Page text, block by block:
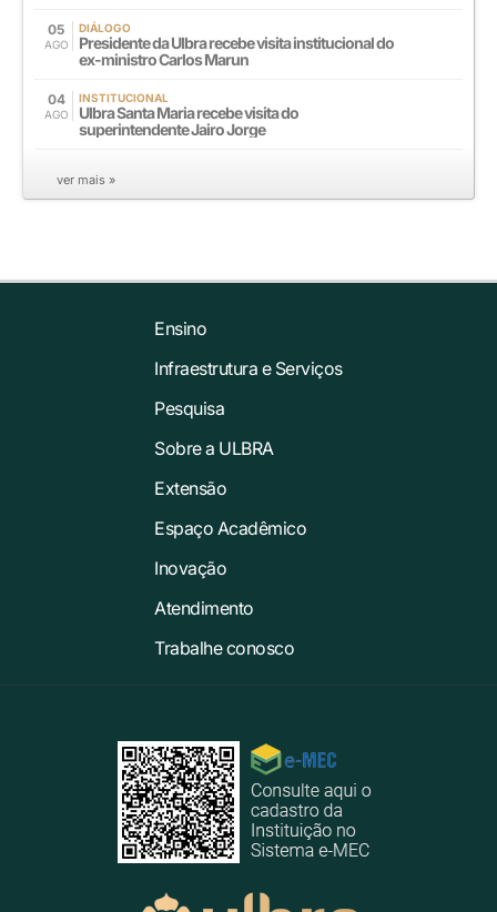
05
AGO
DIÁLOGO
Presidente da Ulbra recebe visita institucional do
ex-ministro Carlos Marun
04
AGO
INSTITUCIONAL
Ulbra Santa Maria recebe visita do
superintendente Jairo Jorge
ver mais »
Ensino
Infraestrutura e Serviços
Pesquisa
Sobre a ULBRA
Extensão
Espaço Acadêmico
Inovação
Atendimento
Trabalhe conosco